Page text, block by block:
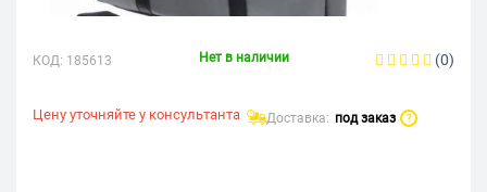
КОД: 185613 Нет в наличии (0)
Цену уточняйте у консультанта Доставка: под заказ ?